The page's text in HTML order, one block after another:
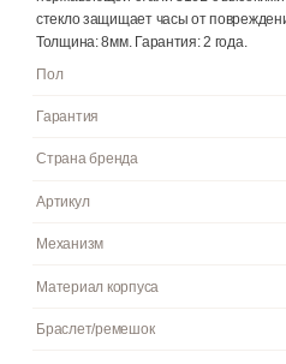
Женские наручные часы Anne
стекло защищает часы от
Толщина: 8мм. Гарантия: 2 года.
Гарантия
Страна бренда
Артикул